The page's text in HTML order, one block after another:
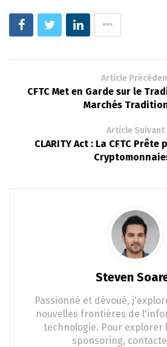
Article
CFTC Met en Garde sur le
Marchés
Article Suivant
CLARITY Act : La CFTC
Steven
Passionné et dévoué,
nouvelles frontières de
technologie. Pour explorer
sponsoring,